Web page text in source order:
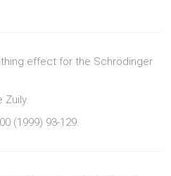
effect for the Schrödinger
Zuily.
(1999) 93-129.